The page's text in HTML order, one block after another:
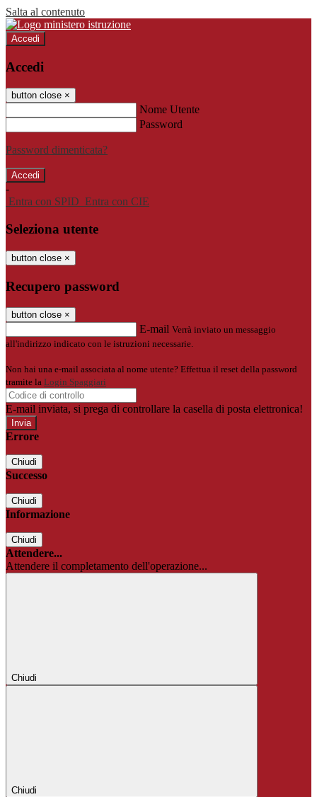
Salta al contenuto
Accedi
Accedi
button close ×
Nome Utente
Password
Password dimenticata?
-
Entra con SPID Entra con CIE
Seleziona utente
button close ×
Recupero password
button close ×
E-mail Verrà inviato un messaggio
all'indirizzo indicato con le istruzioni necessarie.
Non hai una e-mail associata al nome utente? Effettua il reset della password
tramite la Login Spaggiari
E-mail inviata, si prega di controllare la casella di posta elettronica!
Errore
Chiudi
Successo
Chiudi
Informazione
Chiudi
Attendere...
Attendere il completamento dell'operazione...
Chiudi
Chiudi